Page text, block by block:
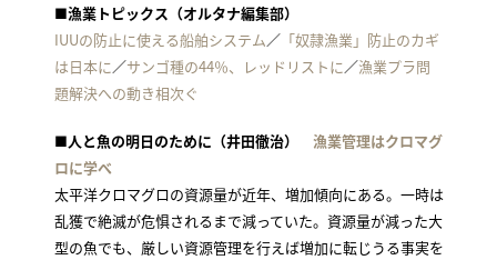
■漁業トピックス（オルタナ編集部）
IUUの防止に使える船舶システム／「奴隷漁業」防止のカギ
は日本に／サンゴ種の44％、レッドリストに／漁業プラ問
題解決への動き相次ぐ
■人と魚の明日のために（井田徹治） 漁業管理はクロマグ
ロに学べ
太平洋クロマグロの資源量が近年、増加傾向にある。一時は
乱獲で絶滅が危惧されるまで減っていた。資源量が減った大
型の魚でも、厳しい資源管理を行えば増加に転じうる事実を